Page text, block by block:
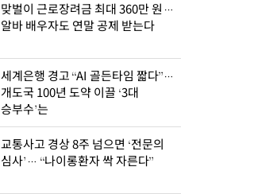
맞벌이 근로장려금 최대 360만 원…
알바 배우자도 연말 공제 받는다
세계은행 경고 “AI 골든타임 짧다”…
개도국 100년 도약 이끌 ‘3대
승부수’는
교통사고 경상 8주 넘으면 ‘전문의
심사’… “나이롱환자 싹 자른다”